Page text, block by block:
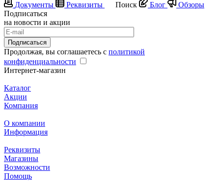
Документы
Реквизиты Поиск Блог
Обзоры
Подписаться
на новости и акции
Подписаться
Продолжая, вы соглашаетесь с политикой
конфиденциальности
Интернет-магазин
Каталог
Акции
Компания
О компании
Информация
Реквизиты
Магазины
Возможности
Помощь